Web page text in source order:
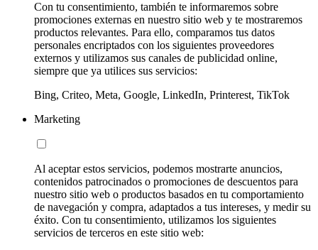
Con tu consentimiento, también te informaremos sobre
promociones externas en nuestro sitio web y te mostraremos
productos relevantes. Para ello, comparamos tus datos
personales encriptados con los siguientes proveedores
externos y utilizamos sus canales de publicidad online,
siempre que ya utilices sus servicios:
Bing, Criteo, Meta, Google, LinkedIn, Printerest, TikTok
Marketing
Al aceptar estos servicios, podemos mostrarte anuncios,
contenidos patrocinados o promociones de descuentos para
nuestro sitio web o productos basados en tu comportamiento
de navegación y compra, adaptados a tus intereses, y medir su
éxito. Con tu consentimiento, utilizamos los siguientes
servicios de terceros en este sitio web: